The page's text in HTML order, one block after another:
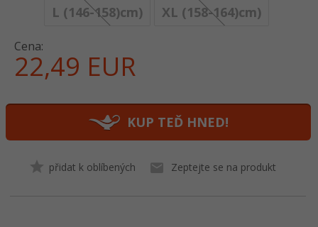
L (146-158)cm)
XL (158-164)cm)
Cena:
22,49 EUR
KUP TEĎ HNED!
přidat k oblíbených Zeptejte se na produkt